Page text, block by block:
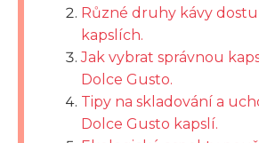
Různé druhy kávy
kapslích.
Jak vybrat správnou
Dolce Gusto.
Tipy na skladování a
Dolce Gusto kapslí.